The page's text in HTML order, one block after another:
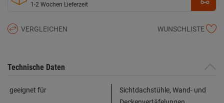
1-2 Wochen Lieferzeit
VERGLEICHEN WUNSCHLISTE
Technische Daten
geeignet für
Sichtdachstühle, Wand- und